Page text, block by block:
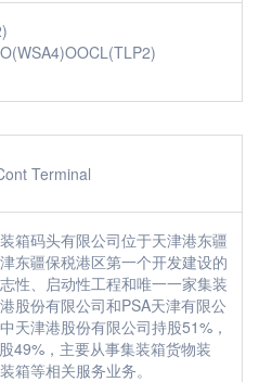
Terminal
箱码头有限公司位于天津港东疆
东疆保税港区第一个开发建设的
性、启动性工程和唯一一家集装
股份有限公司和PSA天津有限公
天津港股份有限公司持股51%，
49%，主要从事集装箱货物装
箱等相关服务业务。